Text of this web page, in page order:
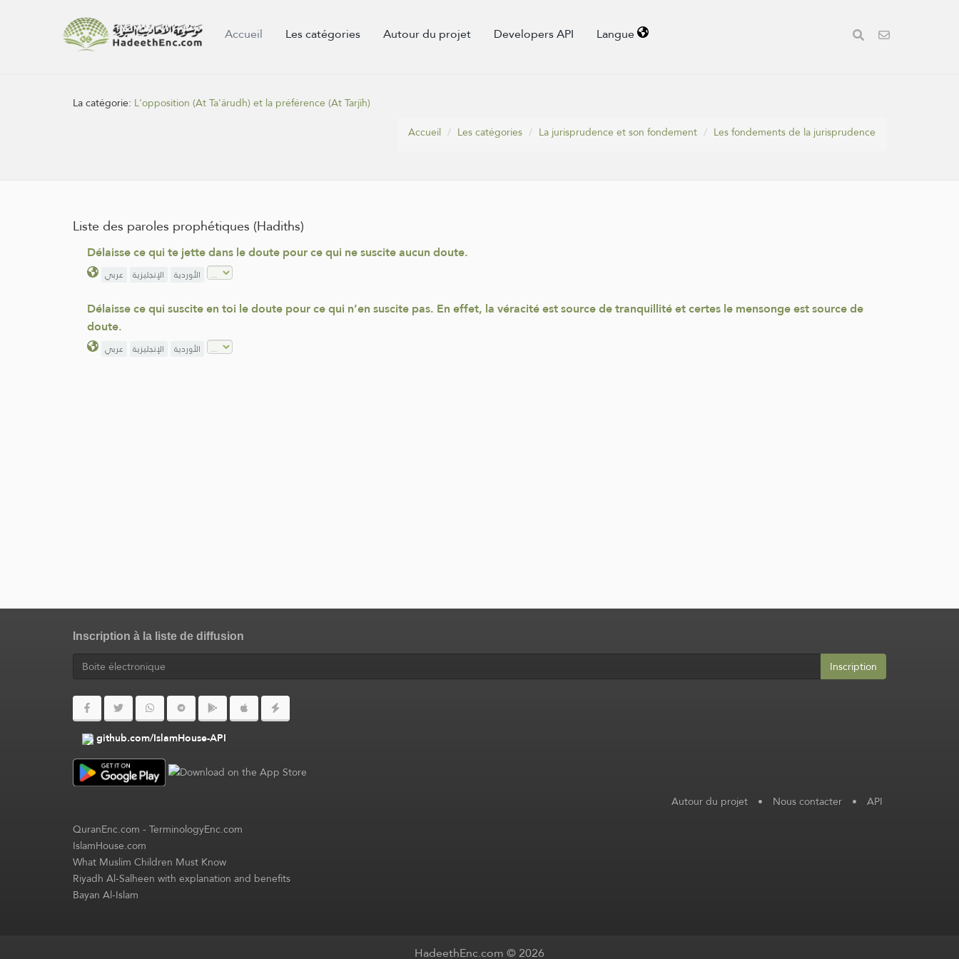
Accueil Les catégories Autour du projet Developers API Langue
La catégorie: L'opposition (At Ta'ârudh) et la préférence (At Tarjîh)
Accueil
Les catégories La jurisprudence et son fondement Les fondements de la jurisprudence
Liste des paroles prophétiques (Hadiths)
Délaisse ce qui te jette dans le doute pour ce qui ne suscite aucun doute.
عربي الإنجليزية الأوردية
Délaisse ce qui suscite en toi le doute pour ce qui n’en suscite pas. En effet, la véracité est source de tranquillité et certes le mensonge est source de
doute.
عربي الإنجليزية الأوردية
Inscription à la liste de diffusion
Inscription
github.com/IslamHouse-API
Autour du projet • Nous contacter • API
QuranEnc.com-TerminologyEnc.com
IslamHouse.com
What Muslim Children Must Know
Riyadh Al-Salheen with explanation and benefits
Bayan Al-Islam
HadeethEnc.com © 2026